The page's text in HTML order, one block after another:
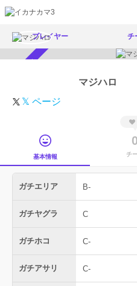
プレイヤー チ
マジハロ
𝕏 ページ
基本情報
0
チ
ガチエリア B-
ガチヤグラ C
ガチホコ C-
ガチアサリ C-